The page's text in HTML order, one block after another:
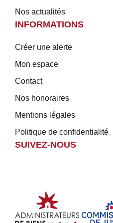
Nos actualités
INFORMATIONS
Créer une alerte
Mon espace
Contact
Nos honoraires
Mentions légales
Politique de confidentialité
SUIVEZ-NOUS